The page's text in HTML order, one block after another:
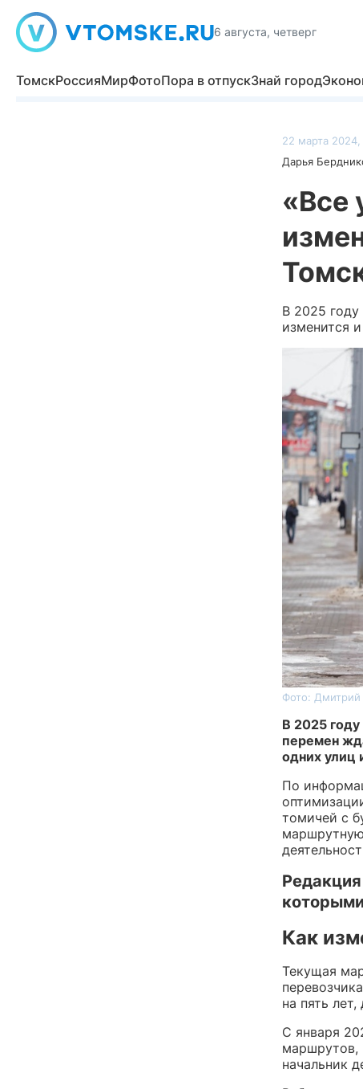
6 августа, четверг
ТомскРоссияМирФотоПора в отпускЗнай город
22 марта
Дарья
«Все
В 2025 году
изменится
Фото: Дмитрий
В 2025
перемен
одних улиц
По
томичей с
Как
Текущая
на пять
С января
маршрутов,
начальник